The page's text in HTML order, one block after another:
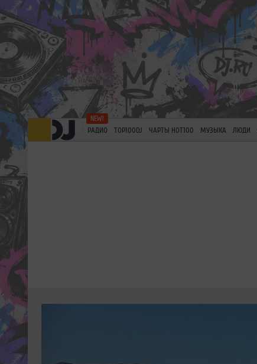
РАДИО TOP100DJ ЧАРТЫ HOT100 МУЗЫКА ЛЮДИ